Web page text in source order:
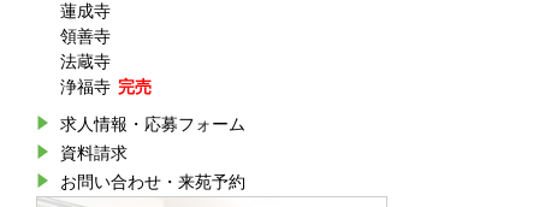
蓮成寺
領善寺
法蔵寺
浄福寺
求人情報・応募フォーム
資料請求
お問い合わせ・来苑予約